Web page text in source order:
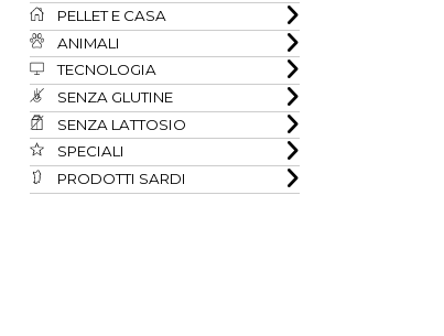
PELLET E CASA
ANIMALI
TECNOLOGIA
SENZA GLUTINE
SENZA LATTOSIO
SPECIALI
PRODOTTI SARDI